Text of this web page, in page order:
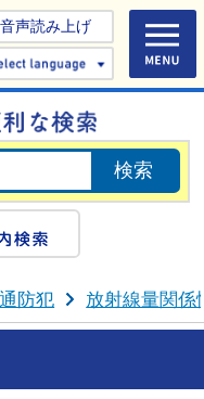
音声読み上げ
Select
索
防犯 放射線量関係